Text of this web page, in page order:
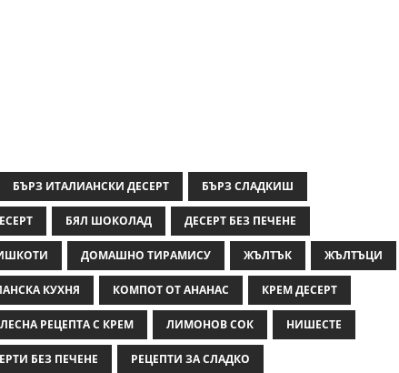
БЪРЗ ИТАЛИАНСКИ ДЕСЕРТ БЪРЗ СЛАДКИШ
БЯЛ ШОКОЛАД ДЕСЕРТ БЕЗ ПЕЧЕНЕ
ДОМАШНО ТИРАМИСУ ЖЪЛТЪК ЖЪЛТЪЦИ
КУХНЯ КОМПОТ ОТ АНАНАС КРЕМ ДЕСЕРТ
ЛЕСНА РЕЦЕПТА С КРЕМ ЛИМОНОВ СОК НИШЕСТЕ
БЕЗ ПЕЧЕНЕ РЕЦЕПТИ ЗА СЛАДКО